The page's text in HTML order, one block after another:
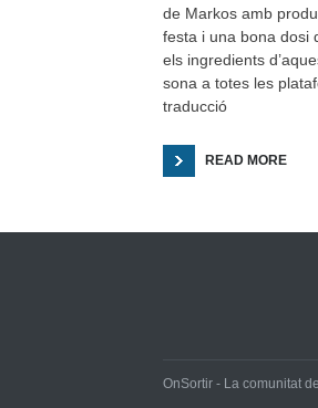
de Markos amb
festa i una bona dosi
els ingredients
sona a totes les
traducció
READ MORE
OnSortir - La comunitat